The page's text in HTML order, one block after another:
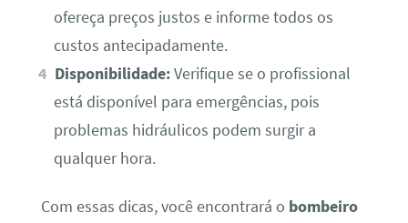
ofereça preços justos e informe todos os
custos antecipadamente.
Disponibilidade:Verifique se o profissional
está disponível para emergências, pois
problemas hidráulicos podem surgir a
qualquer hora.
Com essas dicas, você encontrará o bombeiro